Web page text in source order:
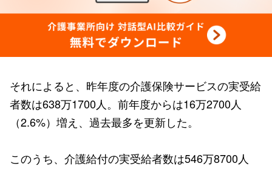
それによると、昨年度の介護保険サービスの実受給
者数は638万1700人。前年度からは16万2700人
（2.6%）増え、過去最多を更新した。
このうち、介護給付の実受給者数は546万8700人